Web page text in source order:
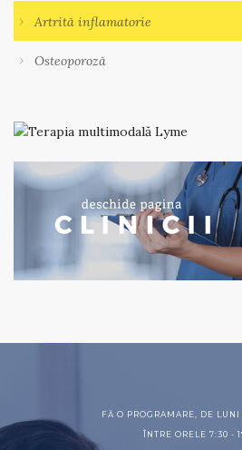
Artrită inflamatorie
Osteoporoză
FĂ O PROGRAMARE, DE LUNI
ÎNTRE ORELE 7:30 -